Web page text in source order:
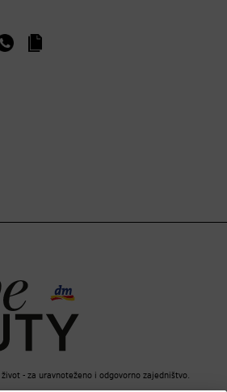
- za uravnoteženo i odgovorno zajedništvo.